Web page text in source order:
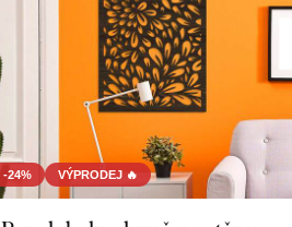
-24% VÝPRODEJ 🔥